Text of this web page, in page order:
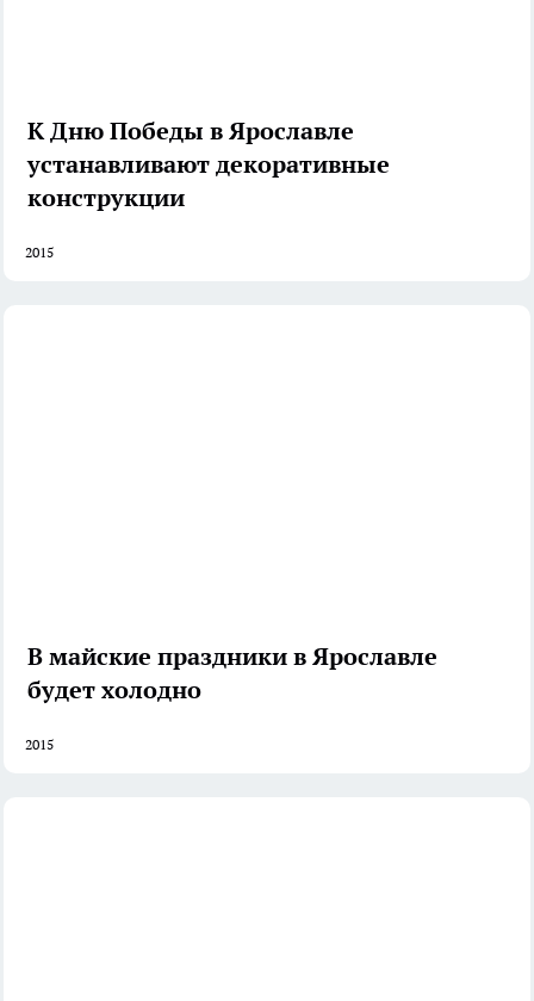
К Дню Победы в Ярославле
устанавливают декоративные
конструкции
2015
В майские праздники в Ярославле
будет холодно
2015